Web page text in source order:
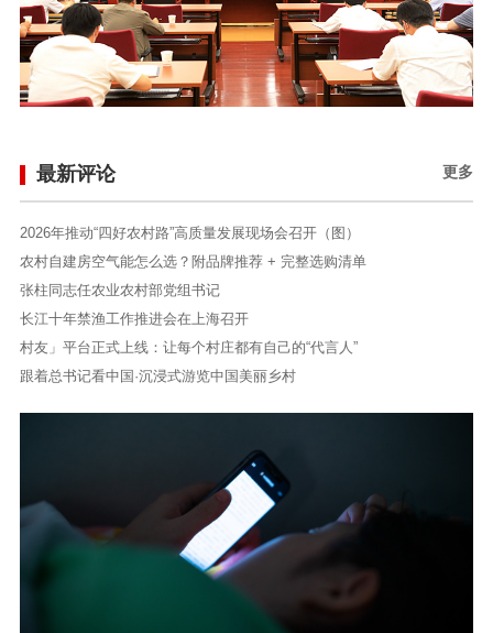
更多
最新评论
2026年推动“四好农村路”高质量发展现场会召开（图）
农村自建房空气能怎么选？附品牌推荐 + 完整选购清单
张柱同志任农业农村部党组书记
长江十年禁渔工作推进会在上海召开
村友」平台正式上线：让每个村庄都有自己的“代言人”
跟着总书记看中国·沉浸式游览中国美丽乡村